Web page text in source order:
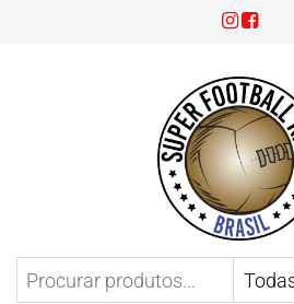
Super Football Kits